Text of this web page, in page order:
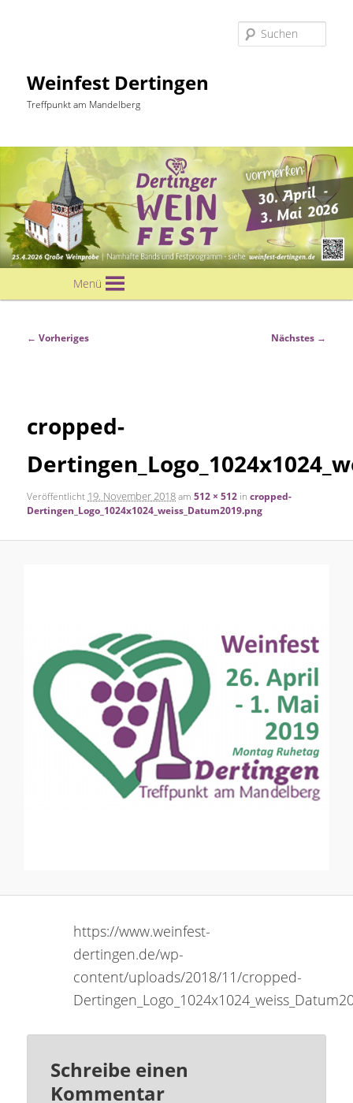
Weinfest Dertingen
Treffpunkt am Mandelberg
primären
springen
Menü
Bilder-
← Vorheriges Nächstes →
cropped-
Veröffentlicht 19. November 2018am512 × 512 incropped-
Dertingen_Logo_1024x1024_weiss_Datum2019.png
https://www.weinfest-
dertingen.de/wp-
content/uploads/2018/11/cropped-
Schreibe einen
Kommentar